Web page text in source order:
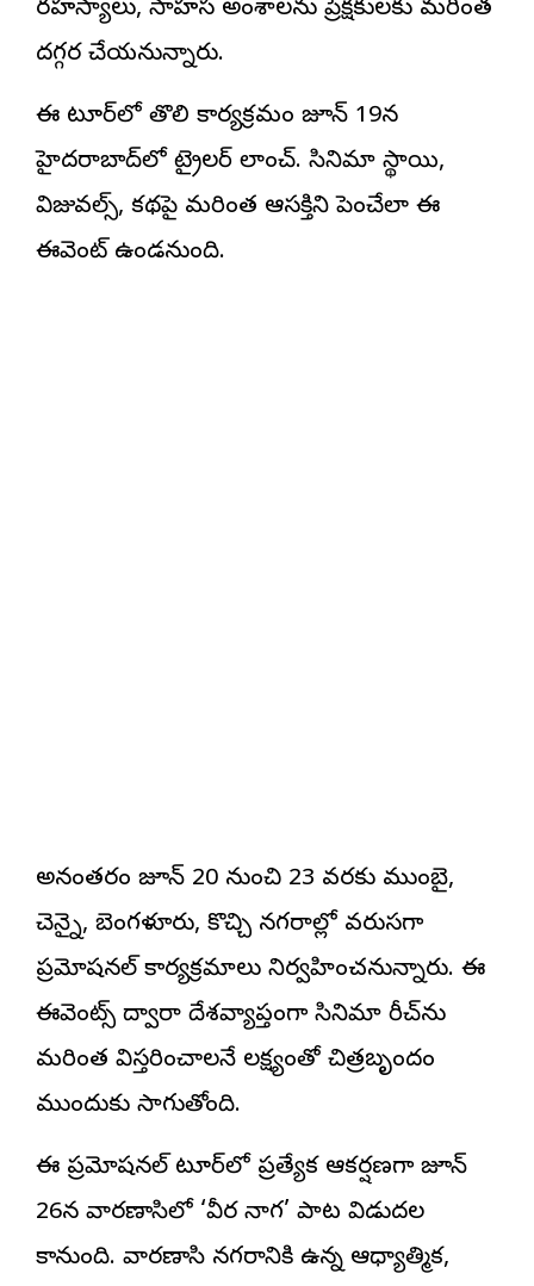
రహస్యాలు, సాహస అంశాలను ప్రేక్షకులకు మరింత
దగ్గర చేయనున్నారు.
ఈ టూర్‌లో తొలి కార్యక్రమం జూన్ 19న
హైదరాబాద్‌లో ట్రైలర్ లాంచ్. సినిమా స్థాయి,
విజువల్స్, కథపై మరింత ఆసక్తిని పెంచేలా ఈ
ఈవెంట్ ఉండనుంది.
అనంతరం జూన్ 20 నుంచి 23 వరకు ముంబై,
చెన్నై, బెంగళూరు, కొచ్చి నగరాల్లో వరుసగా
ప్రమోషనల్ కార్యక్రమాలు నిర్వహించనున్నారు. ఈ
ఈవెంట్స్ ద్వారా దేశవ్యాప్తంగా సినిమా రీచ్‌ను
మరింత విస్తరించాలనే లక్ష్యంతో చిత్రబృందం
ముందుకు సాగుతోంది.
ఈ ప్రమోషనల్ టూర్‌లో ప్రత్యేక ఆకర్షణగా జూన్
26న వారణాసిలో ‘వీర నాగ’ పాట విడుదల
కానుంది. వారణాసి నగరానికి ఉన్న ఆధ్యాత్మిక,